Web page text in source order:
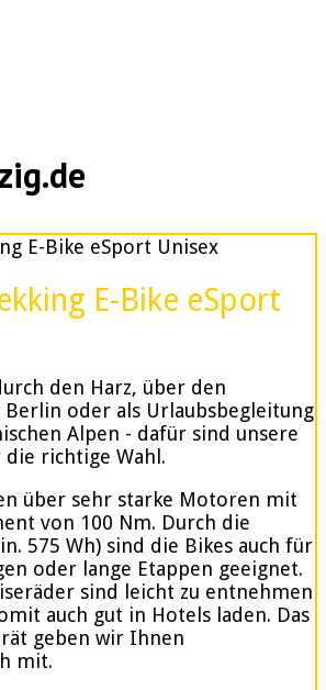
E-Bike eSport
den Harz, über den
Berlin oder als Urlaubsbegleitung
Alpen - dafür sind unsere
richtige Wahl.
über sehr starke Motoren mit
von 100 Nm. Durch die
575 Wh) sind die Bikes auch für
oder lange Etappen geeignet.
sind leicht zu entnehmen
auch gut in Hotels laden. Das
geben wir Ihnen
mit.